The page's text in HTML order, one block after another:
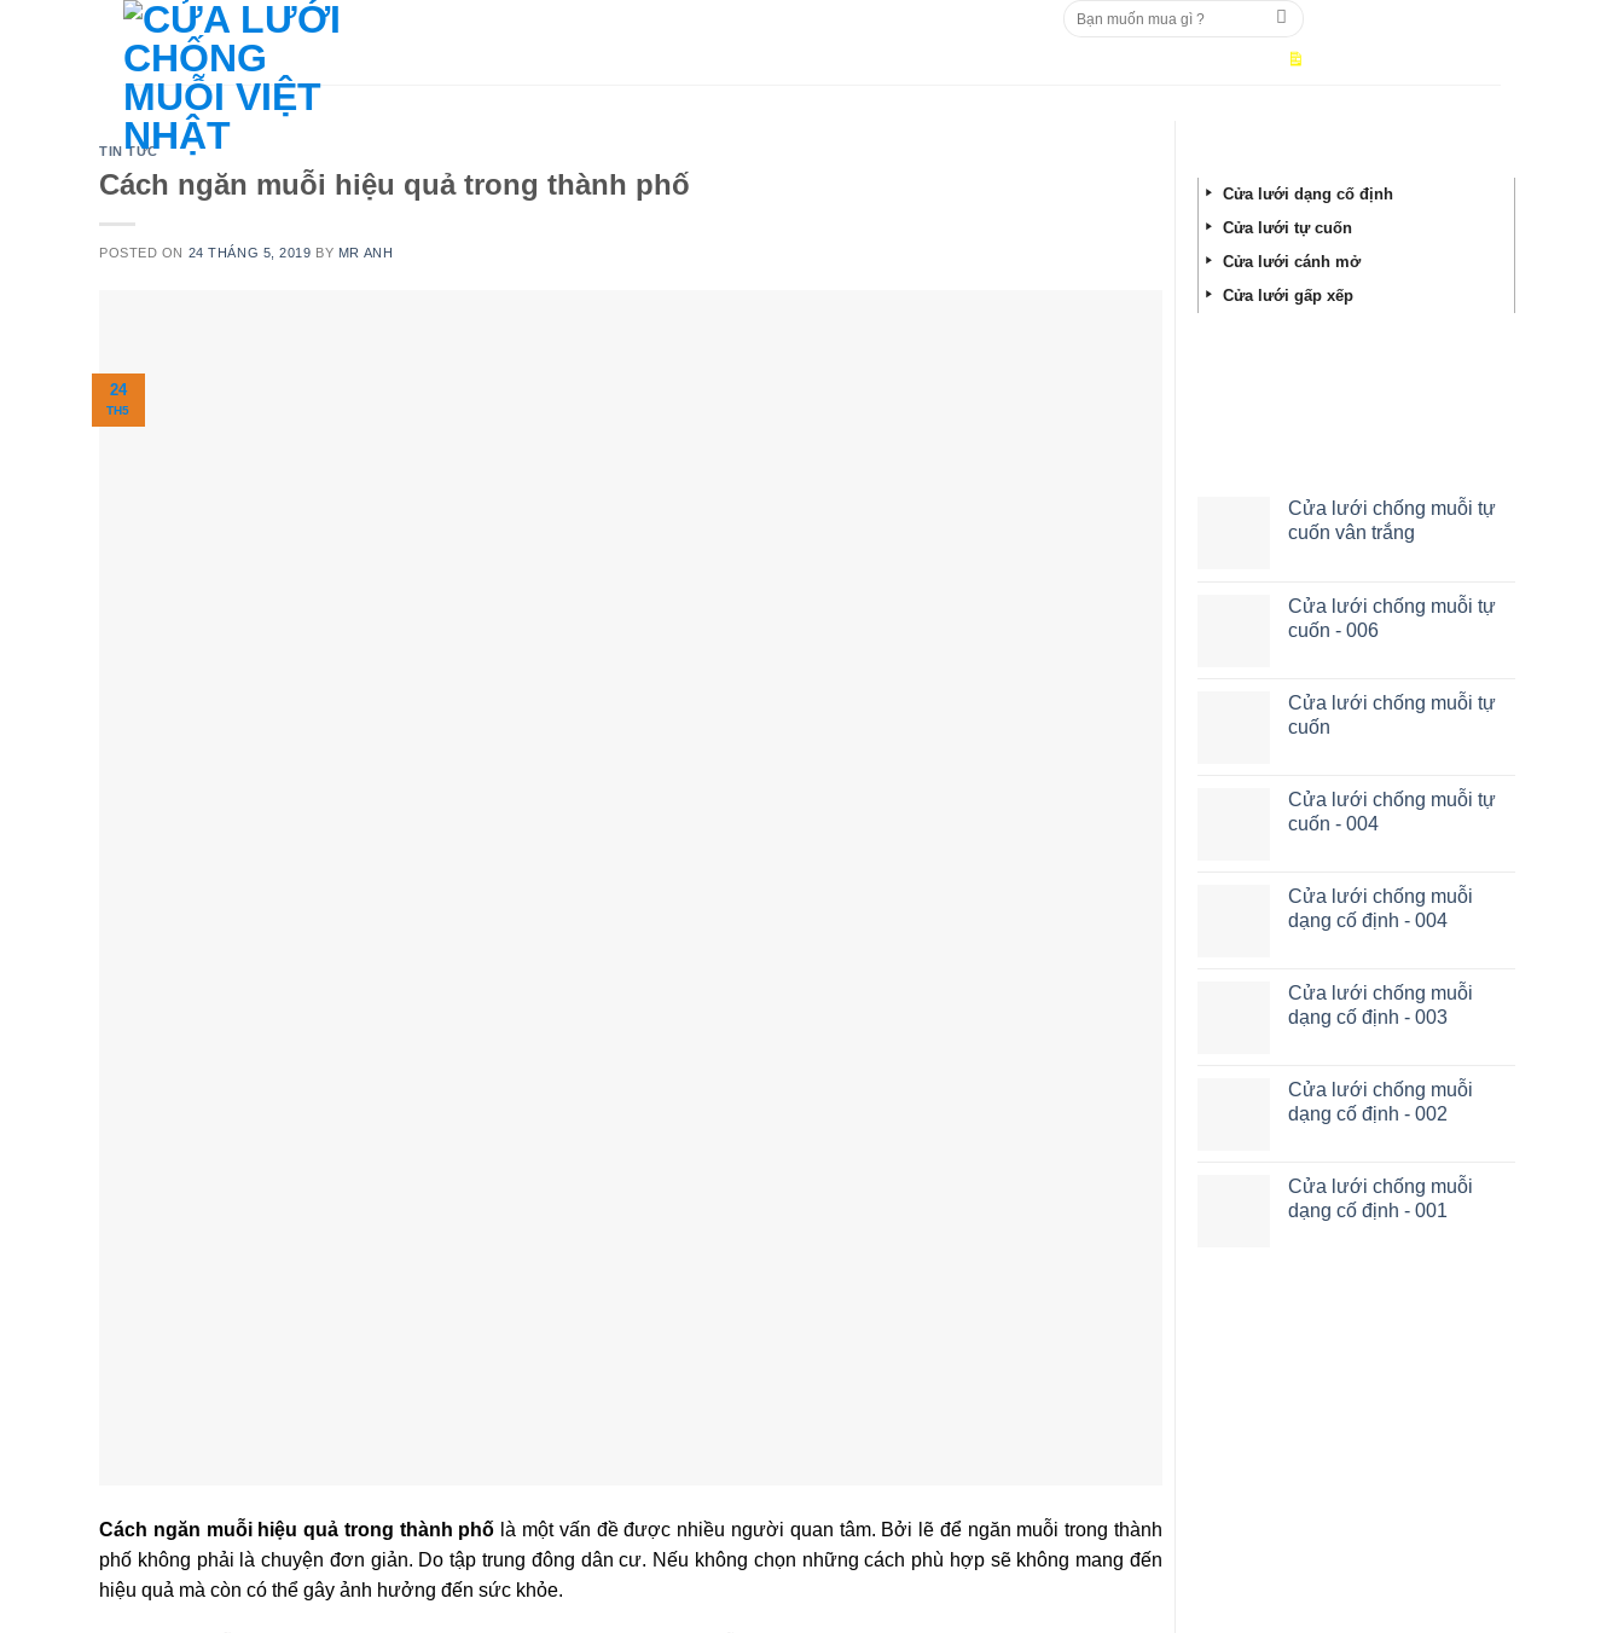
kiếm:
TIN TỨC
Cách ngăn muỗi hiệu quả trong thành phố
POSTED ON 24 THÁNG 5, 2019 BY MR ANH
24
TH5
Cách ngăn muỗi hiệu quả trong thành phố là một vấn đề được nhiều người quan tâm. Bởi lẽ để ngăn muỗi trong thành
phố không phải là chuyện đơn giản. Do tập trung đông dân cư. Nếu không chọn những cách phù hợp sẽ không mang đến
hiệu quả mà còn có thể gây ảnh hưởng đến sức khỏe.
Cửa lưới dạng cố định
Cửa lưới tự cuốn
Cửa lưới cánh mở
Cửa lưới gấp xếp
Cửa lưới chống muỗi tự
cuốn vân trắng
Cửa lưới chống muỗi tự
cuốn - 006
Cửa lưới chống muỗi tự
cuốn
Cửa lưới chống muỗi tự
cuốn - 004
Cửa lưới chống muỗi
dạng cố định - 004
Cửa lưới chống muỗi
dạng cố định - 003
Cửa lưới chống muỗi
dạng cố định - 002
Cửa lưới chống muỗi
dạng cố định - 001